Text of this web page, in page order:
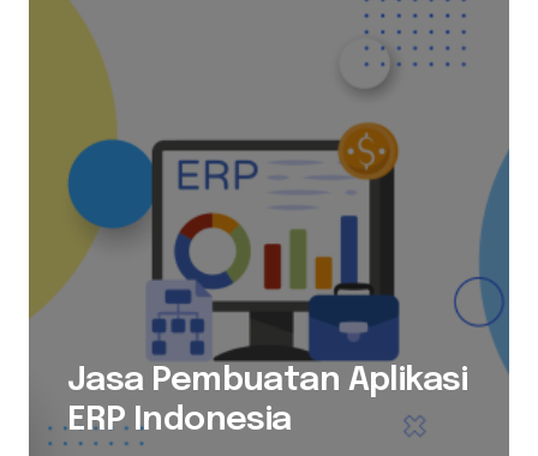
Jasa Pembuatan Aplikasi
ERP Indonesia